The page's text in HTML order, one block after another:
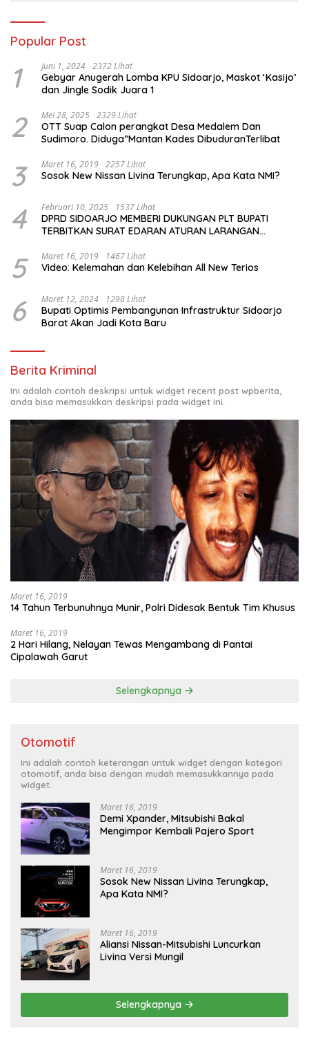
Popular Post
1 Juni 1, 2024 2372 Lihat
Gebyar Anugerah Lomba KPU Sidoarjo, Maskot ‘Kasijo’
dan Jingle Sodik Juara 1
2 Mei 28, 2025 2329 Lihat
OTT Suap Calon perangkat Desa Medalem Dan
Sudimoro. Diduga”Mantan Kades DibuduranTerlibat
3 Maret 16, 2019 2257 Lihat
Sosok New Nissan Livina Terungkap, Apa Kata NMI?
4 Februari 10, 2025 1537 Lihat
DPRD SIDOARJO MEMBERI DUKUNGAN PLT BUPATI
TERBITKAN SURAT EDARAN ATURAN LARANGAN
KELUAR KOTA
5 Maret 16, 2019 1467 Lihat
Video: Kelemahan dan Kelebihan All New Terios
6 Maret 12, 2024 1298 Lihat
Bupati Optimis Pembangunan Infrastruktur Sidoarjo
Barat Akan Jadi Kota Baru
Berita Kriminal
Ini adalah contoh deskripsi untuk widget recent post wpberita,
anda bisa memasukkan deskripsi pada widget ini.
Maret 16, 2019
14 Tahun Terbunuhnya Munir, Polri Didesak Bentuk Tim Khusus
Maret 16, 2019
2 Hari Hilang, Nelayan Tewas Mengambang di Pantai
Cipalawah Garut
Selengkapnya
Otomotif
Ini adalah contoh keterangan untuk widget dengan kategori
otomotif, anda bisa dengan mudah memasukkannya pada
widget.
Maret 16, 2019
Demi Xpander, Mitsubishi Bakal
Mengimpor Kembali Pajero Sport
Maret 16, 2019
Sosok New Nissan Livina Terungkap,
Apa Kata NMI?
Maret 16, 2019
Aliansi Nissan-Mitsubishi Luncurkan
Livina Versi Mungil
Selengkapnya